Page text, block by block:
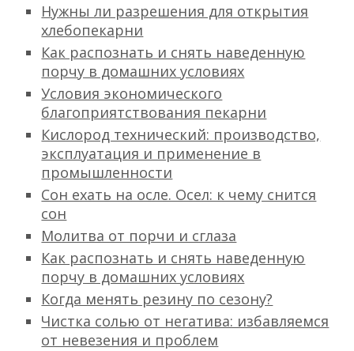
Нужны ли разрешения для открытия
хлебопекарни
Как распознать и снять наведенную
порчу в домашних условиях
Условия экономического
благоприятствования пекарни
Кислород технический: производство,
эксплуатация и применение в
промышленности
Сон ехать на осле. Осел: к чему снится
сон
Молитва от порчи и сглаза
Как распознать и снять наведенную
порчу в домашних условиях
Когда менять резину по сезону?
Чистка солью от негатива: избавляемся
от невезения и проблем